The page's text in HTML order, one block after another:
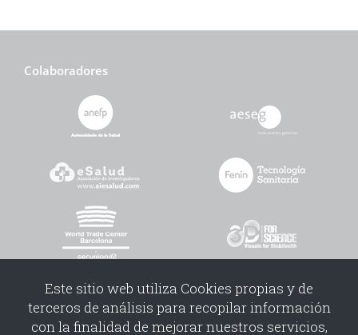
Este sitio web utiliza Cookies propias y de
terceros de análisis para recopilar información
con la finalidad de mejorar nuestros servicios,
Colaboradores